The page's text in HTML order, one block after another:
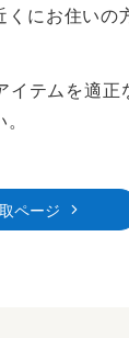
にお住い
テムを適
ページ